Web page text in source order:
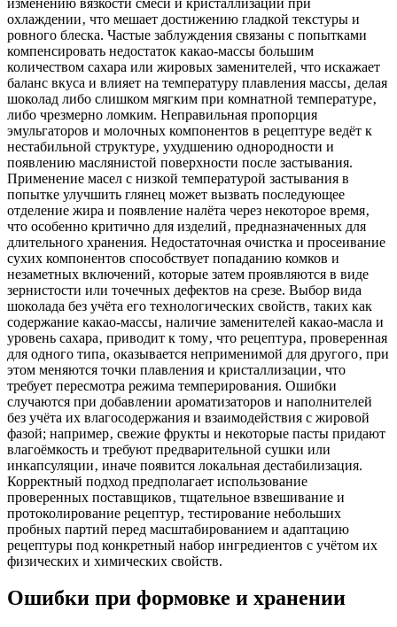
охлаждении‚ что мешает достижению гладкой текстуры и
ровного блеска. Частые заблуждения связаны с попытками
компенсировать недостаток какао-массы большим
количеством сахара или жировых заменителей‚ что искажает
баланс вкуса и влияет на температуру плавления массы‚ делая
шоколад либо слишком мягким при комнатной температуре‚
либо чрезмерно ломким. Неправильная пропорция
эмульгаторов и молочных компонентов в рецептуре ведёт к
нестабильной структуре‚ ухудшению однородности и
появлению маслянистой поверхности после застывания.
Применение масел с низкой температурой застывания в
попытке улучшить глянец может вызвать последующее
отделение жира и появление налёта через некоторое время‚
что особенно критично для изделий‚ предназначенных для
длительного хранения. Недостаточная очистка и просеивание
сухих компонентов способствует попаданию комков и
незаметных включений‚ которые затем проявляются в виде
зернистости или точечных дефектов на срезе. Выбор вида
шоколада без учёта его технологических свойств‚ таких как
содержание какао-массы‚ наличие заменителей какао-масла и
уровень сахара‚ приводит к тому‚ что рецептура‚ проверенная
для одного типа‚ оказывается неприменимой для другого‚ при
этом меняются точки плавления и кристаллизации‚ что
требует пересмотра режима темперирования. Ошибки
случаются при добавлении ароматизаторов и наполнителей
без учёта их влагосодержания и взаимодействия с жировой
фазой; например‚ свежие фрукты и некоторые пасты придают
влагоёмкость и требуют предварительной сушки или
инкапсуляции‚ иначе появится локальная дестабилизация.
Корректный подход предполагает использование
проверенных поставщиков‚ тщательное взвешивание и
протоколирование рецептур‚ тестирование небольших
пробных партий перед масштабированием и адаптацию
рецептуры под конкретный набор ингредиентов с учётом их
физических и химических свойств.
Ошибки при формовке и хранении